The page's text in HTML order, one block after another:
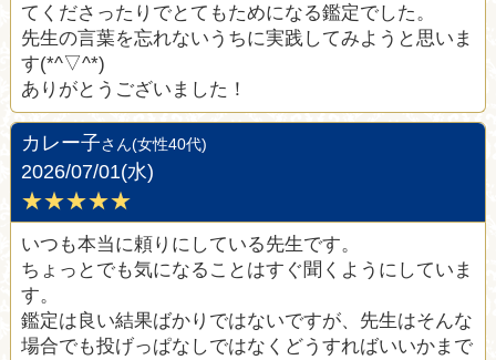
てくださったりでとてもためになる鑑定でした。
先生の言葉を忘れないうちに実践してみようと思いま
す(*^▽^*)
ありがとうございました！
カレー子さん(女性40代)
2026/07/01(水)
★★★★★
いつも本当に頼りにしている先生です。
ちょっとでも気になることはすぐ聞くようにしていま
す。
鑑定は良い結果ばかりではないですが、先生はそんな
場合でも投げっぱなしではなくどうすればいいかまで